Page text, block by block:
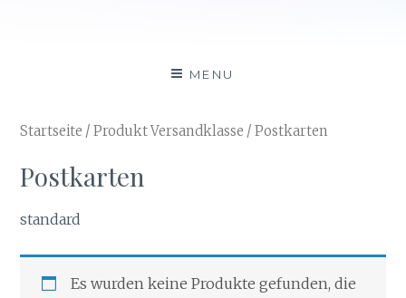
MENU
Startseite / Produkt Versandklasse / Postkarten
Postkarten
standard
Es wurden keine Produkte gefunden, die